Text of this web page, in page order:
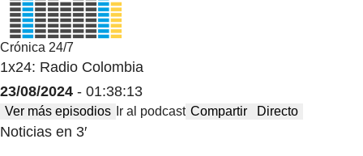
Crónica 24/7
1x24: Radio Colombia
23/08/2024 - 01:38:13
Ver más episodios Ir al podcast Compartir Directo
Noticias en 3′